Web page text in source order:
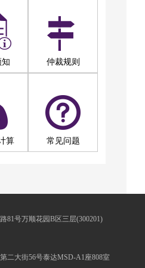
仲裁规则
算 常见问题
81号万顺花园B区三层(300201)
二大街56号泰达MSD-A1座808室